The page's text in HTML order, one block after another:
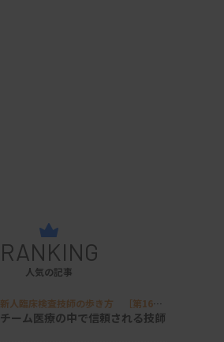
RANKING
人気の記事
新人臨床検査技師の歩き方 ［第16
回］
チーム医療の中で信頼される技師